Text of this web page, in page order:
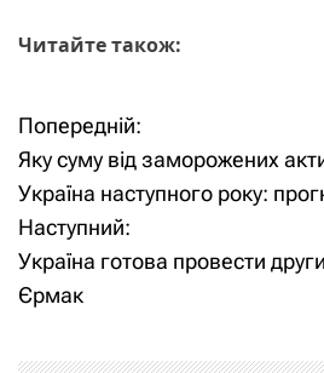
Читайте також:
Н
а
в
і
Попередній:
Яку суму від заморожених
Україна наступного року:
Наступний:
Україна готова провести
Єрмак